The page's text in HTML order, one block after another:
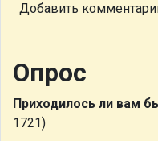
Добавить
Опрос
Приходилось ли вам
1721)